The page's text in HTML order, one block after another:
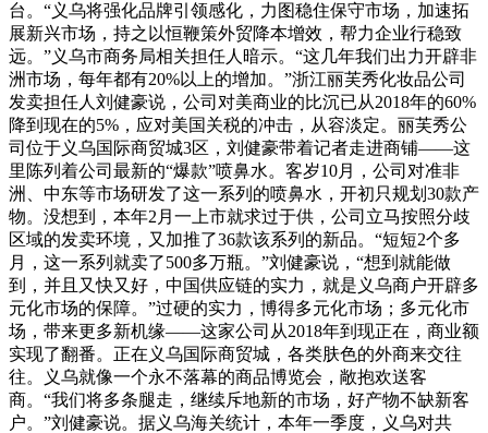
台。“义乌将强化品牌引领感化，力图稳住保守市场，加速拓
展新兴市场，持之以恒鞭策外贸降本增效，帮力企业行稳致
远。”义乌市商务局相关担任人暗示。“这几年我们出力开辟非
洲市场，每年都有20%以上的增加。”浙江丽芙秀化妆品公司
发卖担任人刘健豪说，公司对美商业的比沉已从2018年的60%
降到现在的5%，应对美国关税的冲击，从容淡定。丽芙秀公
司位于义乌国际商贸城3区，刘健豪带着记者走进商铺——这
里陈列着公司最新的“爆款”喷鼻水。客岁10月，公司对准非
洲、中东等市场研发了这一系列的喷鼻水，开初只规划30款产
物。没想到，本年2月一上市就求过于供，公司立马按照分歧
区域的发卖环境，又加推了36款该系列的新品。“短短2个多
月，这一系列就卖了500多万瓶。”刘健豪说，“想到就能做
到，并且又快又好，中国供应链的实力，就是义乌商户开辟多
元化市场的保障。”过硬的实力，博得多元化市场；多元化市
场，带来更多新机缘——这家公司从2018年到现正在，商业额
实现了翻番。正在义乌国际商贸城，各类肤色的外商来交往
往。义乌就像一个永不落幕的商品博览会，敞抱欢送客
商。“我们将多条腿走，继续斥地新的市场，好产物不缺新客
户。”刘健豪说。据义乌海关统计，本年一季度，义乌对共